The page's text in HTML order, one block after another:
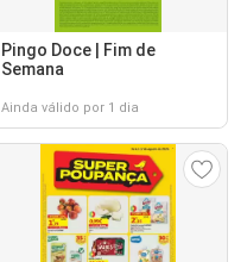
Pingo Doce | Fim de
Semana
Ainda válido por 1 dia